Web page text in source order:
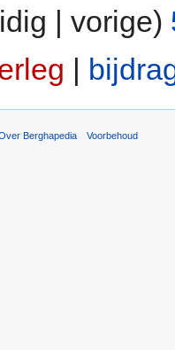
| vorige)
|
Berghapedia Voorbehoud